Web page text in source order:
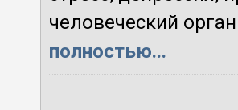
человеческий
полностью...